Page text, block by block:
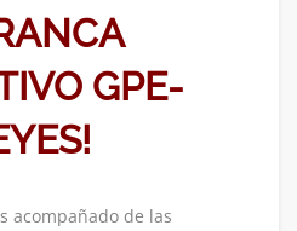
GPE-
acompañado de las